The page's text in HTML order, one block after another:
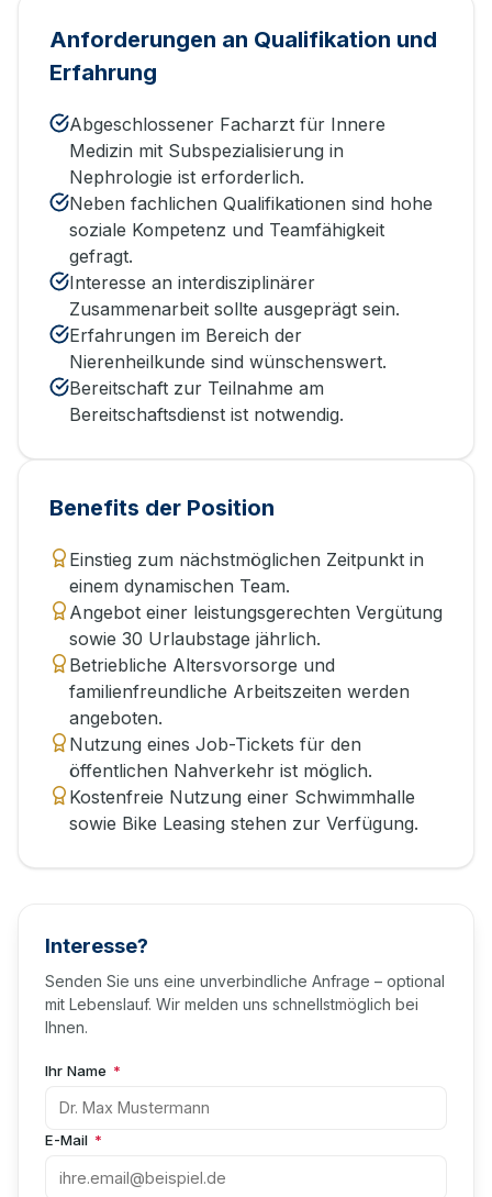
Anforderungen an Qualifikation und
Erfahrung
Abgeschlossener Facharzt für Innere
Medizin mit Subspezialisierung in
Nephrologie ist erforderlich.
Neben fachlichen Qualifikationen sind hohe
soziale Kompetenz und Teamfähigkeit
gefragt.
Interesse an interdisziplinärer
Zusammenarbeit sollte ausgeprägt sein.
Erfahrungen im Bereich der
Nierenheilkunde sind wünschenswert.
Bereitschaft zur Teilnahme am
Bereitschaftsdienst ist notwendig.
Benefits der Position
Einstieg zum nächstmöglichen Zeitpunkt in
einem dynamischen Team.
Angebot einer leistungsgerechten Vergütung
sowie 30 Urlaubstage jährlich.
Betriebliche Altersvorsorge und
familienfreundliche Arbeitszeiten werden
angeboten.
Nutzung eines Job-Tickets für den
öffentlichen Nahverkehr ist möglich.
Kostenfreie Nutzung einer Schwimmhalle
sowie Bike Leasing stehen zur Verfügung.
Interesse?
Senden Sie uns eine unverbindliche Anfrage – optional
mit Lebenslauf. Wir melden uns schnellstmöglich bei
Ihnen.
Ihr Name *
E-Mail *